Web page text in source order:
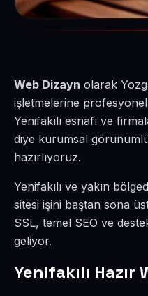
Web Dizayn olarak
işletmelerine
Yenifakılı esnafı ve
diye kurumsal
hazırlıyoruz.
Yenifakılı ve yakın
sitesi işini baştan sona
SSL, temel SEO ve
geliyor.
Yenifakılı